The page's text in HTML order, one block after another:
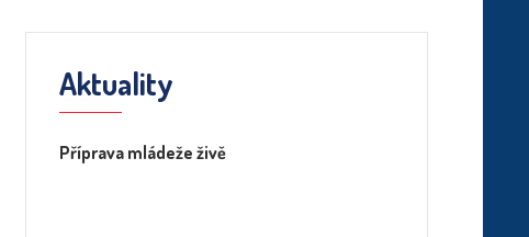
Aktuality
Příprava mládeže živě